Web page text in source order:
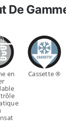
De
en
Cassette ®